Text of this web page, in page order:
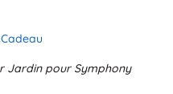
Jardin pour Symphony